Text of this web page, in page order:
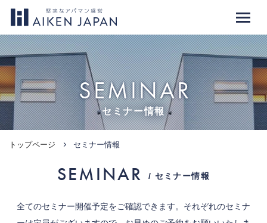
SEMINAR
セミナー情報
トップページ セミナー情報
SEMINAR / セミナー情報
全てのセミナー開催予定をご確認できます。それぞれのセミナ